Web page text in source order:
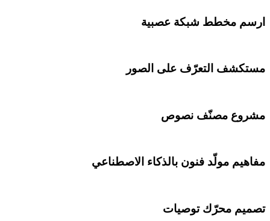
ارسم مخطط شبكة عصبية
مستكشف التعرّف على الصور
مشروع مصنّف نصوص
مفاهيم مولّد فنون بالذكاء الاصطناعي
تصميم محرّك توصيات